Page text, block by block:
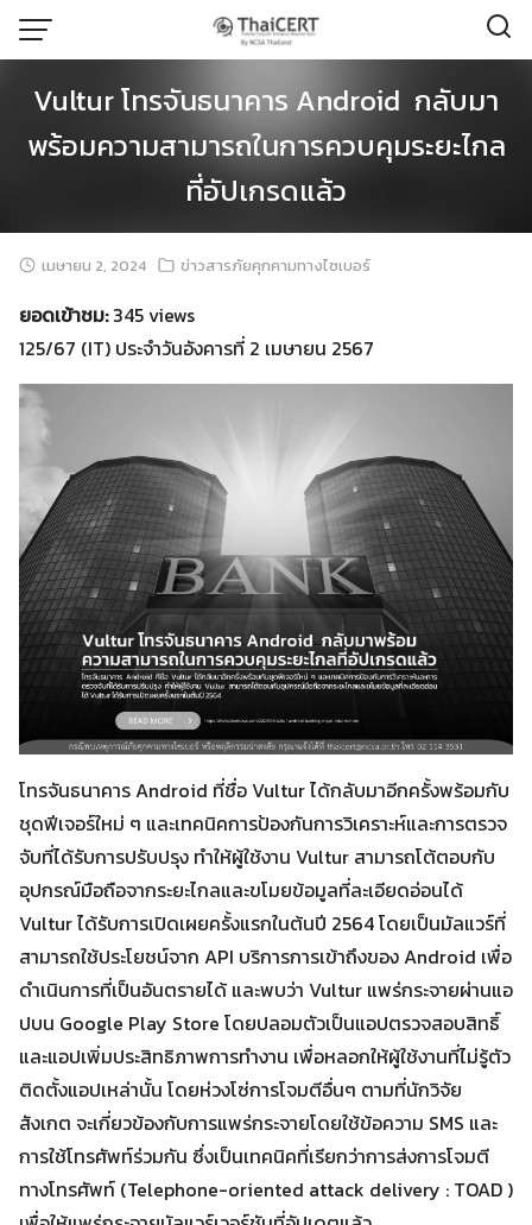
Skip
Vultur โทรจันธนาคาร Android กลับมา
พร้อมความสามารถในการควบคุมระยะไกล
ที่อัปเกรดแล้ว
เมษายน 2, 2024 ข่าวสารภัยคุกคามทางไซเบอร์
ยอดเข้าชม:345 views
125/67 (IT) ประจำวันอังคารที่ 2 เมษายน 2567
โทรจันธนาคาร Android ที่ชื่อ Vultur ได้กลับมาอีกครั้งพร้อมกับ
ชุดฟีเจอร์ใหม่ ๆ และเทคนิคการป้องกันการวิเคราะห์และการตรวจ
จับที่ได้รับการปรับปรุง ทำให้ผู้ใช้งาน Vultur สามารถโต้ตอบกับ
อุปกรณ์มือถือจากระยะไกลและขโมยข้อมูลที่ละเอียดอ่อนได้
Vultur ได้รับการเปิดเผยครั้งแรกในต้นปี 2564 โดยเป็นมัลแวร์ที่
สามารถใช้ประโยชน์จาก API บริการการเข้าถึงของ Android เพื่อ
ดำเนินการที่เป็นอันตรายได้ และพบว่า Vultur แพร่กระจายผ่านแอ
ปบน Google Play Store โดยปลอมตัวเป็นแอปตรวจสอบสิทธิ์
และแอปเพิ่มประสิทธิภาพการทำงาน เพื่อหลอกให้ผู้ใช้งานที่ไม่รู้ตัว
ติดตั้งแอปเหล่านั้น โดยห่วงโซ่การโจมตีอื่นๆ ตามที่นักวิจัย
สังเกต จะเกี่ยวข้องกับการแพร่กระจายโดยใช้ข้อความ SMS และ
การใช้โทรศัพท์ร่วมกัน ซึ่งเป็นเทคนิคที่เรียกว่าการส่งการโจมตี
ทางโทรศัพท์ (Telephone-oriented attack delivery : TOAD )